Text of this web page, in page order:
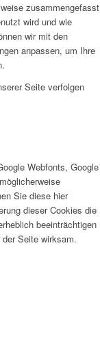
zusammengefasst
wird und wie
wir mit den
anpassen, um Ihre
Seite verfolgen
Webfonts, Google
Sie diese hier
dieser Cookies die
beeinträchtigen
Seite wirksam.